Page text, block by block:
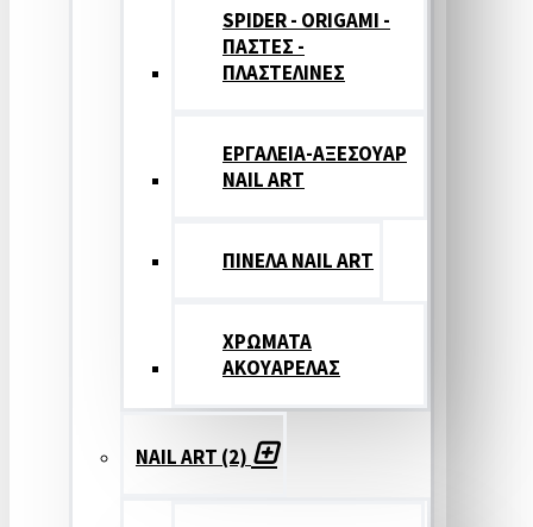
SPIDER - ORIGAMI -
ΠΑΣΤΕΣ -
ΠΛΑΣΤΕΛΙΝΕΣ
ΕΡΓΑΛΕΙΑ-ΑΞΕΣΟΥΑΡ
NAIL ART
ΠΙΝΕΛΑ NAIL ART
ΧΡΩΜΑΤΑ
ΑΚΟΥΑΡΕΛΑΣ
NAIL ART (2)